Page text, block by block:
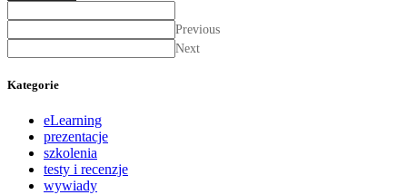
Previous
Next
Kategorie
eLearning
prezentacje
szkolenia
testy i recenzje
wywiady